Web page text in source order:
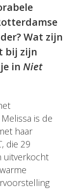
Wat zijn
bij zijn
in Niet
Melissa is de
haar
, die 29
uitverkocht